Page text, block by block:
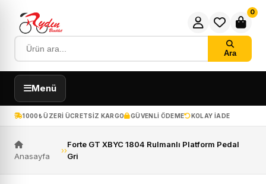
Ara
0
Menü
1000₺ ÜZERI ÜCRETSIZ KARGO GÜVENLI ÖDEME KOLAY IADE
Anasayfa
››
Forte GT XBYC 1804 Rulmanlı Platform Pedal
Gri